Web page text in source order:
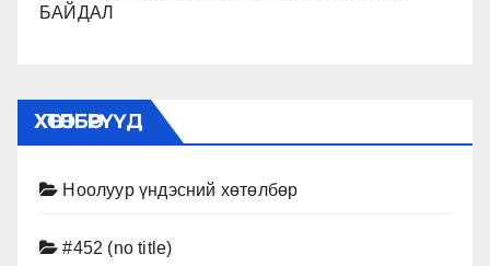
БАЙДАЛ
ХӨТӨЛБӨРҮҮД
Ноолуур үндэсний хөтөлбөр
#452 (no title)